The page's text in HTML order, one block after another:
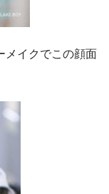
メイクでこの顔面